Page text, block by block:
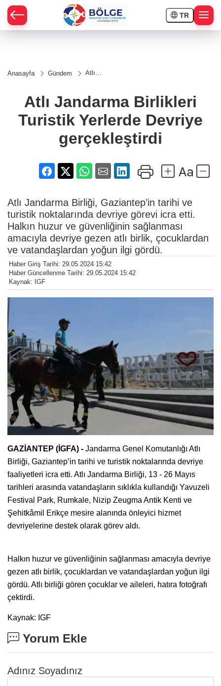
TR
Anasayfa Gündem
Atlı
Turistik
Yerlerde
gerçekleştirdi
Atlı Jandarma Birlikleri
Turistik Yerlerde Devriye
gerçekleştirdi
Atlı Jandarma Birliği, Gaziantep’in tarihi ve
turistik noktalarında devriye görevi icra etti.
Halkın huzur ve güvenliğinin sağlanması
amacıyla devriye gezen atlı birlik, çocuklardan
ve vatandaşlardan yoğun ilgi gördü.
Haber Giriş Tarihi: 29.05.2024 15:42
Haber Güncellenme Tarihi: 29.05.2024 15:42
Kaynak: IGF
GAZİANTEP (İGFA) - Jandarma Genel Komutanlığı Atlı
Birliği, Gaziantep’in tarihi ve turistik noktalarında devriye
faaliyetleri icra etti. Atlı Jandarma Birliği, 13 - 26 Mayıs
tarihleri arasında vatandaşların sıklıkla kullandığı Yavuzeli
Festival Park, Rumkale, Nizip Zeugma Antik Kenti ve
Şehitkâmil Erikçe mesire alanında önleyici hizmet
devriyelerine destek olarak görev aldı.
Halkın huzur ve güvenliğinin sağlanması amacıyla devriye
gezen atlı birlik, çocuklardan ve vatandaşlardan yoğun ilgi
gördü. Atlı birliği gören çocuklar ve aileleri, hatıra fotoğrafı
çektirdi.
Kaynak: IGF
Yorum Ekle
Adınız Soyadınız